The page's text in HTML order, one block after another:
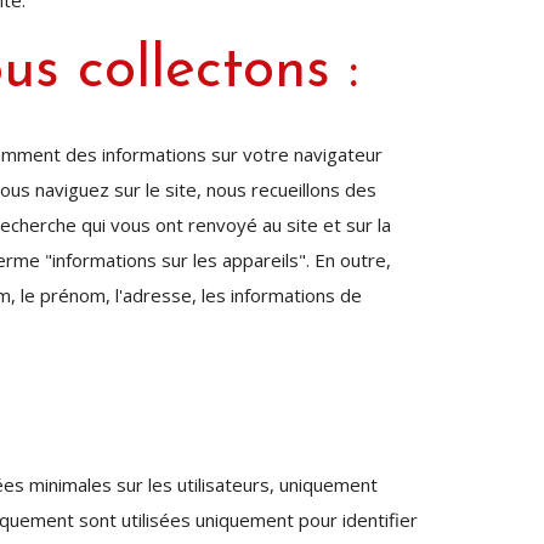
collectons :
des informations sur votre navigateur
naviguez sur le site, nous recueillons des
qui vous ont renvoyé au site et sur la
"informations sur les appareils". En outre,
le prénom, l'adresse, les informations de
minimales sur les utilisateurs, uniquement
sont utilisées uniquement pour identifier